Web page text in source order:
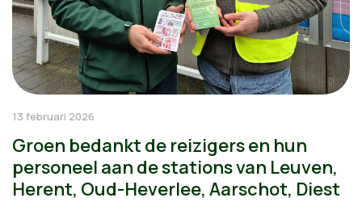
13 februari 2026
Groen bedankt de reizigers en hun
personeel aan de stations van Leuven,
Herent, Oud-Heverlee, Aarschot, Diest